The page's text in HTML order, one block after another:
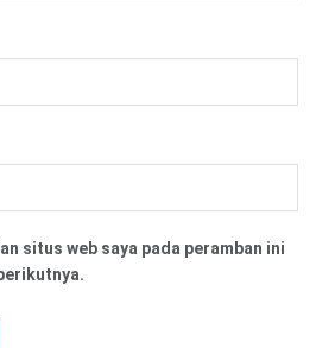
situs web saya pada peramban ini